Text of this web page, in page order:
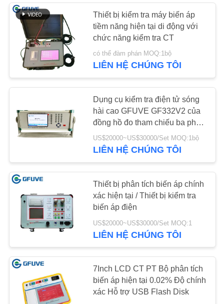
SƠ
ĐỒ
TRANG
WEB
PRIVACY
POLICY
Thiết bị kiểm tra máy biến áp
tiềm năng hiện tại di động với
chức năng kiểm tra CT
có thể đàm phán MOQ:1bộ
LIÊN HỆ CHÚNG TÔI
Dụng cụ kiểm tra điện tử sóng
hài cao GFUVE GF332V2 của
đồng hồ đo tham chiếu ba pha
GFUVE
US$20000~US$30000/Set MOQ:1bộ
LIÊN HỆ CHÚNG TÔI
Thiết bị phân tích biến áp chính
xác hiện tại / Thiết bị kiểm tra
biến áp điện
US$20000~US$30000/Set MOQ:1
LIÊN HỆ CHÚNG TÔI
7Inch LCD CT PT Bộ phân tích
biến áp hiện tại 0.02% Độ chính
xác Hỗ trợ USB Flash Disk